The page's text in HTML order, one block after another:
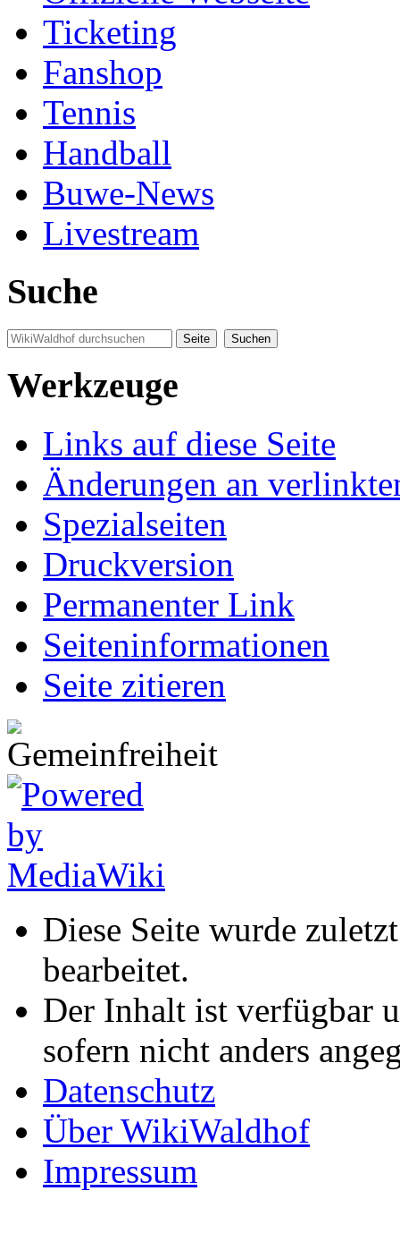
Ticketing
Fanshop
Tennis
Handball
Buwe-News
Livestream
Suche
Werkzeuge
Links auf diese Seite
Änderungen an
Spezialseiten
Druckversion
Permanenter Link
Seiten­informationen
Seite zitieren
Diese Seite wurde
bearbeitet.
Der Inhalt ist verfügbar
sofern nicht anders
Datenschutz
Über WikiWaldhof
Impressum